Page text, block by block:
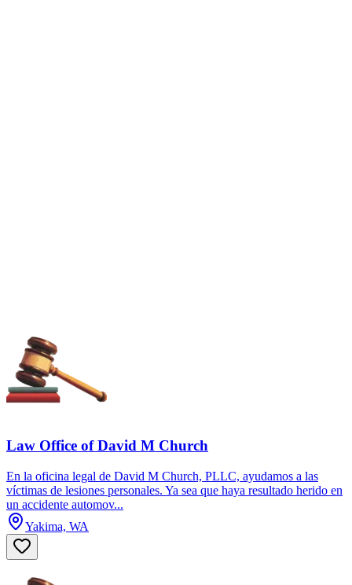
Law Office of David M Church
En la oficina legal de David M Church, PLLC, ayudamos a las
víctimas de lesiones personales. Ya sea que haya resultado herido en
un accidente automov...
Yakima, WA